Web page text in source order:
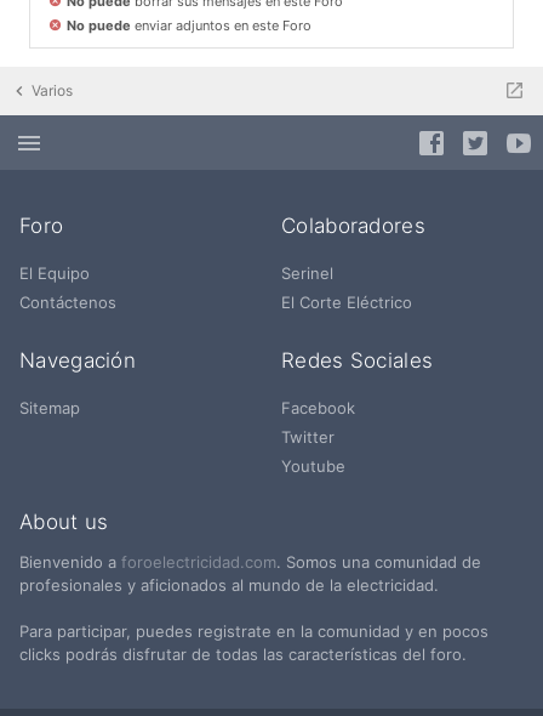
No puede enviar adjuntos en este Foro
Varios
Foro
El Equipo
Contáctenos
Colaboradores
Serinel
El Corte Eléctrico
Navegación
Sitemap
Redes Sociales
Facebook
Twitter
Youtube
About us
Bienvenido a foroelectricidad.com. Somos una comunidad de
profesionales y aficionados al mundo de la electricidad.
Para participar, puedes registrate en la comunidad y en pocos
clicks podrás disfrutar de todas las características del foro.